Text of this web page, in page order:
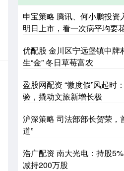
申宝策略 腾讯、何小鹏投资
明日上市，看一次病平均要
优配股 金川区宁远堡镇中牌
生“金” 冬日草莓富农
盈股网配资 “微度假”风起时
验，撬动文旅新增长极
沪深策略 司法部部长贺荣，
道”
浩广配资 南大光电：持股
减持200万股